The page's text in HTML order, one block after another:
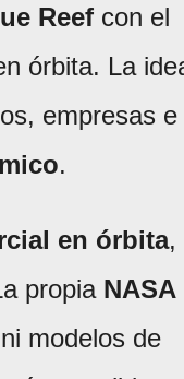
Reef con el
órbita. La
empresas e
.
en órbita,
propia NASA
ni modelos de